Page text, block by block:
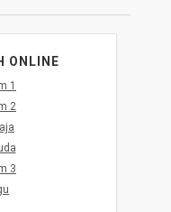
ONLINE
1
2
3